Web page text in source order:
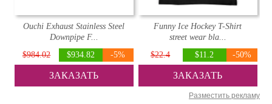
Ouchi Exhaust Stainless Steel
Downpipe F...
$984.02
$934.82 -5%
ЗАКАЗАТЬ
Funny Ice Hockey T-Shirt
street wear bla...
$22.4
$11.2 -50%
ЗАКАЗАТЬ
Разместить рекламу